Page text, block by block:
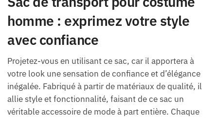
homme : exprimez votre style
avec confiance
Projetez-vous en utilisant ce sac, car il apportera à
votre look une sensation de confiance et d’élégance
inégalée. Fabriqué à partir de matériaux de qualité, il
allie style et fonctionnalité, faisant de ce sac un
véritable accessoire de mode à part entière. Chaque